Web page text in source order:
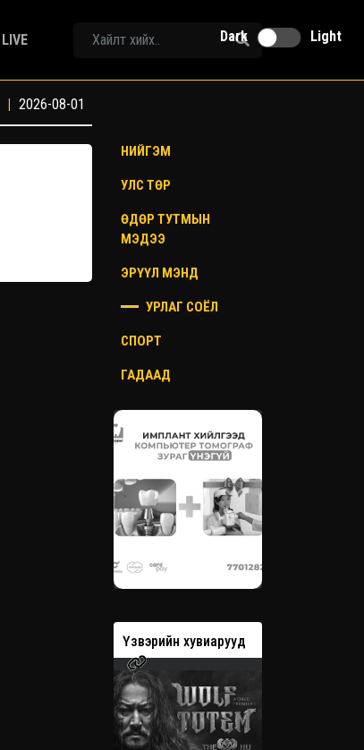
LIVE Dark Light
| 2026-08-01
НИЙГЭМ
УЛС ТӨР
ӨДӨР ТУТМЫН
МЭДЭЭ
ЭРҮҮЛ МЭНД
УРЛАГ СОЁЛ
СПОРТ
ГАДААД
Үзвэрийн хувиарууд